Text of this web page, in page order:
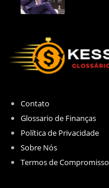
Contato
Glossario de Finanças
Política de Privacidade
Sobre Nós
Termos de Compromisso